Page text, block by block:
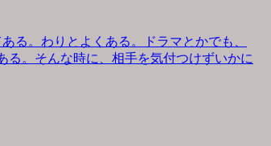
る。わりとよくある。ドラマとかでも、
る。そんな時に、相手を気付つけずいかに